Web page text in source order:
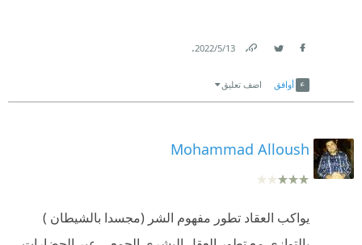
13‏/5‏/2022
.
أوافق اضف تعليق
Mohammad Alloush
يواكب العقاد تطور مفهوم الشر (مجسدا بالشيطان )